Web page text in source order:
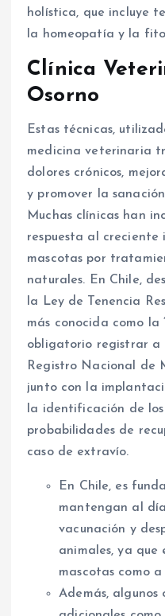
holística, que incluye
la homeopatía y la
Clínica
Osorno
Estas técnicas,
medicina veterinaria
dolores crónicos,
y promover la
Muchas clínicas han
respuesta al creciente
mascotas por
naturales. En Chile,
la Ley de Tenencia
más conocida como la
obligatorio registrar a
Registro Nacional de
junto con la
la identificación de
probabilidades de
caso de extravío.
En Chile, es
mantengan al
vacunación y
animales, ya
mascotas como
Además, algunos